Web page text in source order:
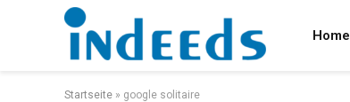
Home
Startseite » google solitaire